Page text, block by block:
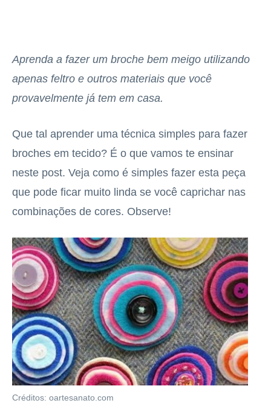
Aprenda a fazer um broche bem meigo utilizando
apenas feltro e outros materiais que você
provavelmente já tem em casa.
Que tal aprender uma técnica simples para fazer
broches em tecido? É o que vamos te ensinar
neste post. Veja como é simples fazer esta peça
que pode ficar muito linda se você caprichar nas
combinações de cores. Observe!
Créditos: oartesanato.com